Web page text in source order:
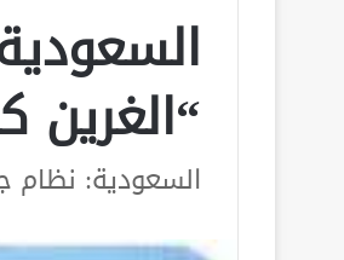
“الغرين
السعودية: نظام